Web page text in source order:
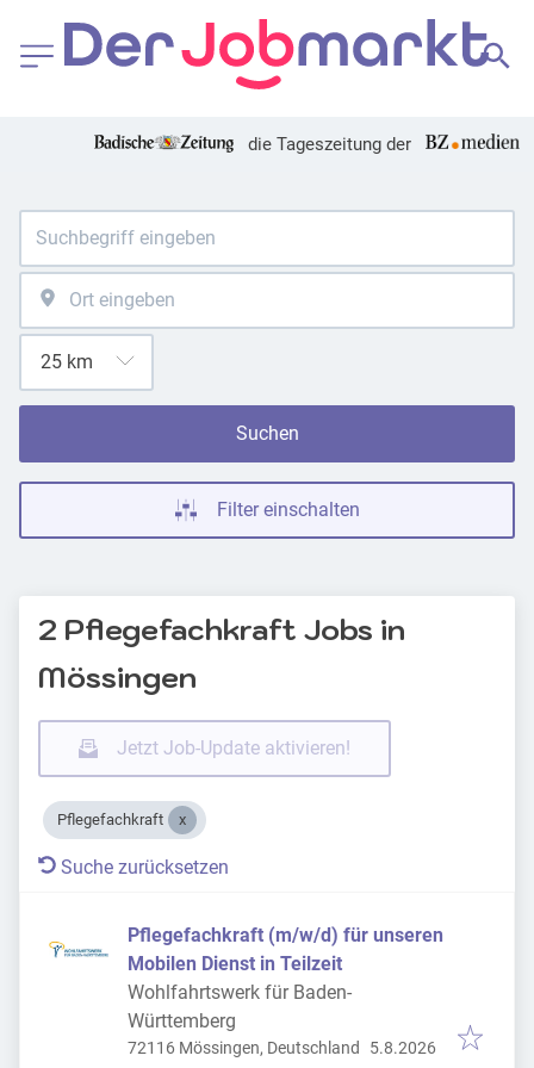
die Tageszeitung der
Suchen
Filter einschalten
2 Pflegefachkraft Jobs in
Mössingen
Jetzt Job-Update aktivieren!
Pflegefachkraft
Suche zurücksetzen
Pflegefachkraft (m/w/d) für unseren
Mobilen Dienst in Teilzeit
Wohlfahrtswerk für Baden-
Württemberg
72116 Mössingen, Deutschland Veröffentlicht:
5.8.2026